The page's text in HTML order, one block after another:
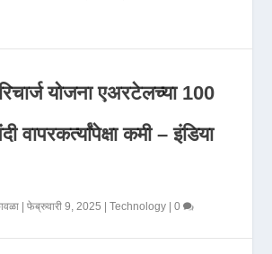
योजना एअरटेलच्या 100
वापरकर्त्यांपेक्षा कमी – इंडिया
|फेब्रुवारी 9, 2025 |Technology |0